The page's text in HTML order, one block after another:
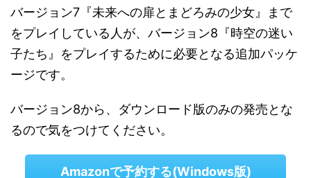
バージョン7『未来への扉とまどろみの少女』まで
をプレイしている人が、バージョン8『時空の迷い
子たち』をプレイするために必要となる追加パッケ
ージです。
バージョン8から、ダウンロード版のみの発売とな
るので気をつけてください。
Amazonで予約する(Windows版)